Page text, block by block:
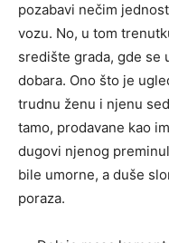
pozabavi nečim
vozu. No, u tom
središte grada, gde se
dobara. Ono što je
trudnu ženu i njenu
tamo, prodavane kao
dugovi njenog
bile umorne, a duše
poraza.